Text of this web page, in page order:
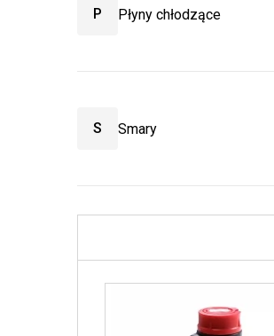
P Płyny chłodzące
S Smary